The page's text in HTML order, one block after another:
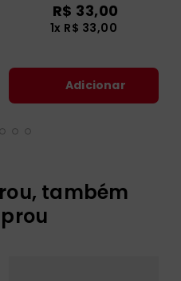
R$ 33,00
1x R$ 33,00
Adicionar
também